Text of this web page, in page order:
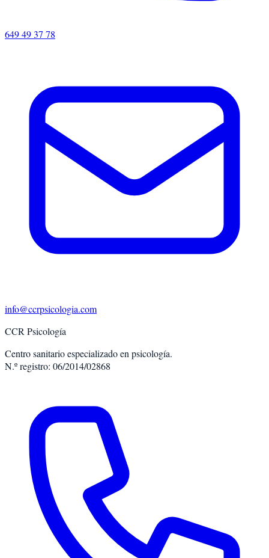
649 49 37 78
info@ccrpsicologia.com
CCR Psicología
Centro sanitario especializado en psicología.
N.º registro: 06/2014/02868